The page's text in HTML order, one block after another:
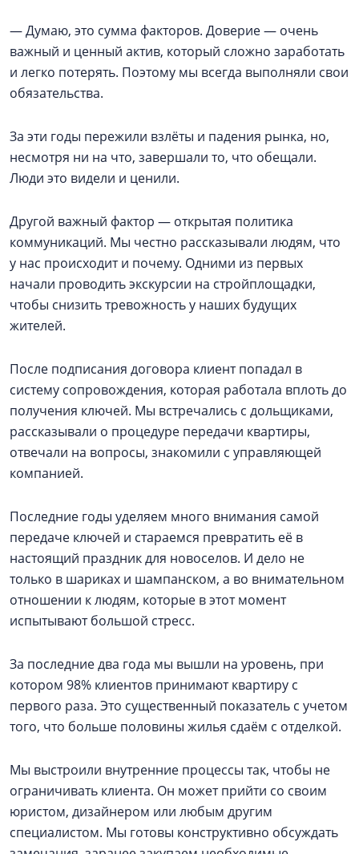
— Думаю, это сумма факторов. Доверие — очень
важный и ценный актив, который сложно заработать
и легко потерять. Поэтому мы всегда выполняли свои
обязательства.
За эти годы пережили взлёты и падения рынка, но,
несмотря ни на что, завершали то, что обещали.
Люди это видели и ценили.
Другой важный фактор — открытая политика
коммуникаций. Мы честно рассказывали людям, что
у нас происходит и почему. Одними из первых
начали проводить экскурсии на стройплощадки,
чтобы снизить тревожность у наших будущих
жителей.
После подписания договора клиент попадал в
систему сопровождения, которая работала вплоть до
получения ключей. Мы встречались с дольщиками,
рассказывали о процедуре передачи квартиры,
отвечали на вопросы, знакомили с управляющей
компанией.
Последние годы уделяем много внимания самой
передаче ключей и стараемся превратить её в
настоящий праздник для новоселов. И дело не
только в шариках и шампанском, а во внимательном
отношении к людям, которые в этот момент
испытывают большой стресс.
За последние два года мы вышли на уровень, при
котором 98% клиентов принимают квартиру с
первого раза. Это существенный показатель с учетом
того, что больше половины жилья сдаём с отделкой.
Мы выстроили внутренние процессы так, чтобы не
ограничивать клиента. Он может прийти со своим
юристом, дизайнером или любым другим
специалистом. Мы готовы конструктивно обсуждать